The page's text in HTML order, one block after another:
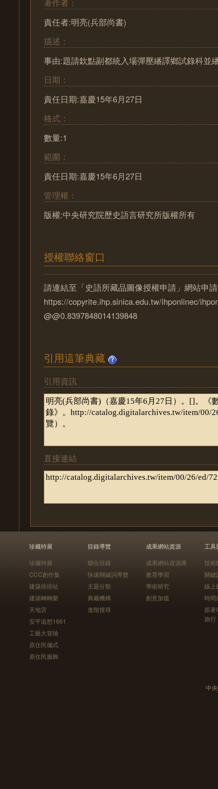
著作者：
責任者:明亮(兵部尚書)
描述：
事由:題請欽點副都統入場彈壓繙譯鄉試錄科並
日期：
責任日期:嘉慶15年6月27日
格式：
數量:1
範圍：
責任日期:嘉慶15年6月27日
管理權：
版權:中央研究院歷史語言研究所版權所有
授權聯絡窗口
請連結至「史語所藏品圖像授權申請」網站申
https://copyrite.ihp.sinica.edu.tw/ihponlinec/
@@0.8397848014139848
引用這筆典藏
引用資訊
直接連結
珍藏特展
珍藏特展
CCC創作集
建築排排站
建築轉轉樂
天地宮
安平追想1661
工藝大冒險
原住民儀式
原住民服飾
目錄導覽
聯合目錄
快速關鍵詞導覽
主題分類
典藏機構
進階搜尋
成果網站資源
成果網站資源庫
教育學習
學術研究
創意加值
工具
技術
關鍵
線上
時間
跟
旅行
中